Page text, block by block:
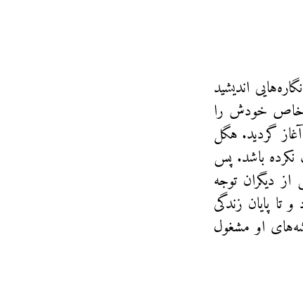
اندیشید
خاص خودش را
گردید. هگل
باشد. پس
دیگران توجه
پایان زندگی
او مشغول